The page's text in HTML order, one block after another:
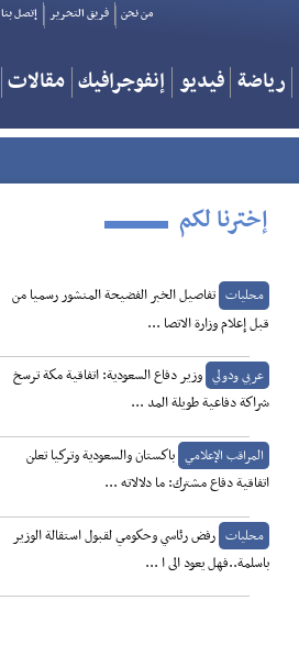
من نحن فريق التحرير إتصل بنا
رياضة فيديو إنفوجرافيك مقالات
إخترنا لكم
محليات تفاصيل الخبر الفضيحة المنشور رسميا من
قبل إعلام وزارة الاتصا ...
عربي ودولي وزير دفاع السعودية: اتفاقية مكة ترسخ
شراكة دفاعية طويلة المد ...
المراقب الإعلامي باكستان والسعودية وتركيا تعلن
اتفاقية دفاع مشترك: ما دلالاته ...
محليات رفض رئاسي وحكومي لقبول استقالة الوزير
باسلمة..فهل يعود الى ا ...